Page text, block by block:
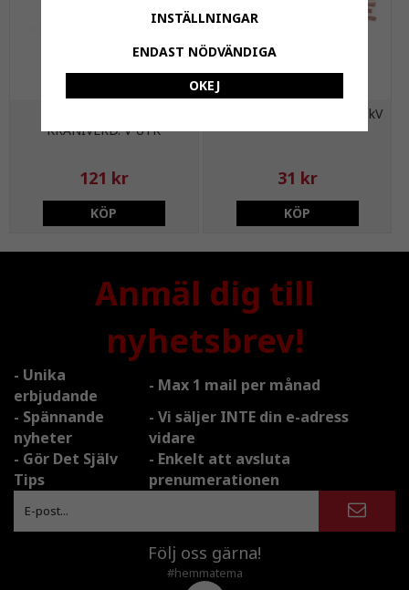
KRANÍVERD. V-UTK
121 kr
KÖP
N1XV-U, 5G1,5 mm², 0,6/1kV
31 kr
KÖP
Anmäl dig till
nyhetsbrev!
- Unika
erbjudande
- Max 1 mail per månad
- Spännande
nyheter
- Vi säljer INTE din e-adress
vidare
- Gör Det Själv
Tips
- Enkelt att avsluta
prenumerationen
Följ oss gärna!
#hemmatema
INSTÄLLNINGAR
ENDAST NÖDVÄNDIGA
OKEJ